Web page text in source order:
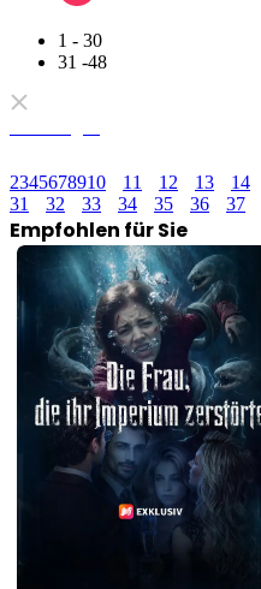
1 - 30
31 -48
2345678910 11 12 13 14
31
32 33 34 35 36 37
Empfohlen für Sie